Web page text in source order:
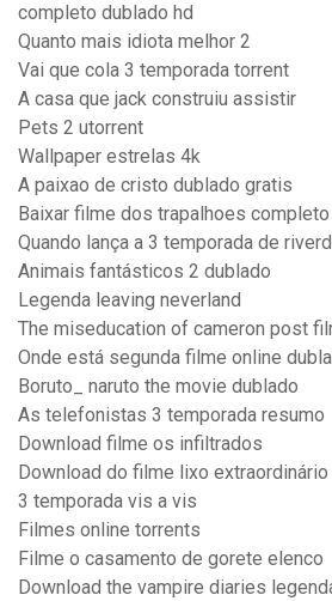
completo dublado hd
Quanto mais idiota melhor 2
Vai que cola 3 temporada torrent
A casa que jack construiu assistir
Pets 2 utorrent
Wallpaper estrelas 4k
A paixao de cristo dublado gratis
Baixar filme dos trapalhoes completo
Quando lança a 3 temporada de
Animais fantásticos 2 dublado
Legenda leaving neverland
The miseducation of cameron post
Onde está segunda filme online
Boruto_ naruto the movie dublado
As telefonistas 3 temporada resumo
Download filme os infiltrados
Download do filme lixo
3 temporada vis a vis
Filmes online torrents
Filme o casamento de gorete elenco
Download the vampire diaries